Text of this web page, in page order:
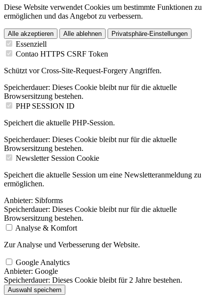
Diese Website verwendet Cookies um bestimmte Funktionen zu
ermöglichen und das Angebot zu verbessern.
Alle akzeptieren Alle ablehnen Privatsphäre-Einstellungen
Essenziell
Contao HTTPS CSRF Token
Schützt vor Cross-Site-Request-Forgery Angriffen.
Speicherdauer: Dieses Cookie bleibt nur für die aktuelle
Browsersitzung bestehen.
PHP SESSION ID
Speichert die aktuelle PHP-Session.
Speicherdauer: Dieses Cookie bleibt nur für die aktuelle
Browsersitzung bestehen.
Newsletter Session Cookie
Speichert die aktuelle Session um eine Newsletteranmeldung zu
ermöglichen.
Anbieter: Sibforms
Speicherdauer: Dieses Cookie bleibt nur für die aktuelle
Browsersitzung bestehen.
Analyse & Komfort
Zur Analyse und Verbesserung der Website.
Google Analytics
Anbieter: Google
Speicherdauer: Dieses Cookie bleibt für 2 Jahre bestehen.
Auswahl speichern